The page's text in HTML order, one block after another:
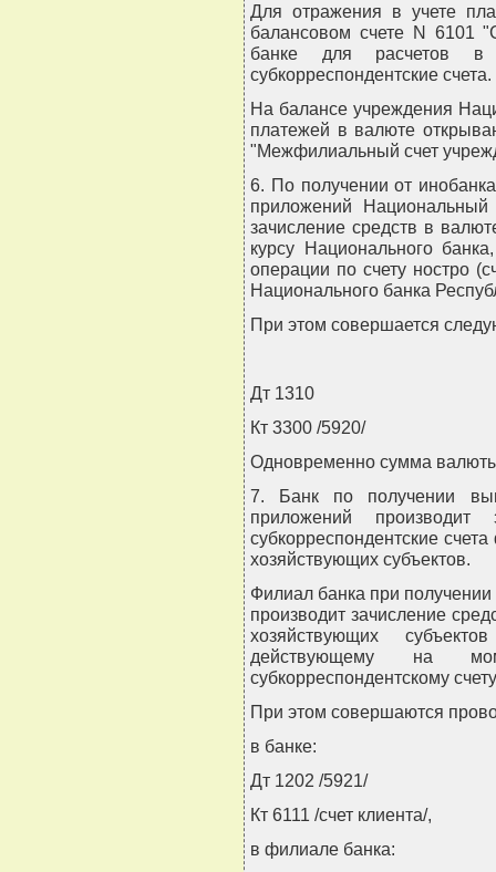
Для отражения в учете
балансовом счете N 6101
банке для расчетов в
субкорреспондентские счета.
На балансе учреждения
платежей в валюте
"Межфилиальный счет
6. По получении от
приложений Национальный
зачисление средств в
курсу Национального
операции по счету ностро
Национального банка
При этом совершается
Дт 1310
Кт 3300 /5920/
Одновременно сумма валюты
7. Банк по получении
приложений
субкорреспондентские
хозяйствующих субъектов.
Филиал банка при получении
производит зачисление
хозяйствующих
действующему на
субкорреспондентскому
При этом совершаются
в банке:
Дт 1202 /5921/
Кт 6111 /счет клиента/,
в филиале банка: